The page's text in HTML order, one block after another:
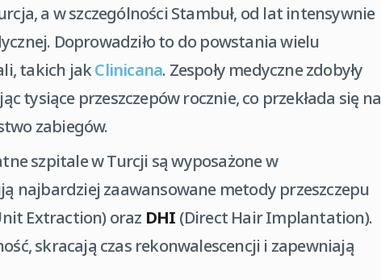
a w szczególności Stambuł, od lat intensywnie
Doprowadziło to do powstania wielu
takich jakClinicana. Zespoły medyczne zdobyły
tysiące przeszczepów rocznie, co przekłada się na
zabiegów.
szpitale w Turcji są wyposażone w
najbardziej zaawansowane metody przeszczepu
Extraction) oraz DHI (Direct Hair Implantation).
skracają czas rekonwalescencji i zapewniają